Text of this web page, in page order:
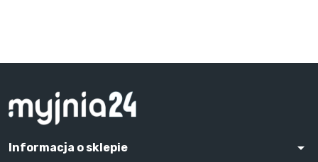
Informacja o sklepie arrow_drop_down